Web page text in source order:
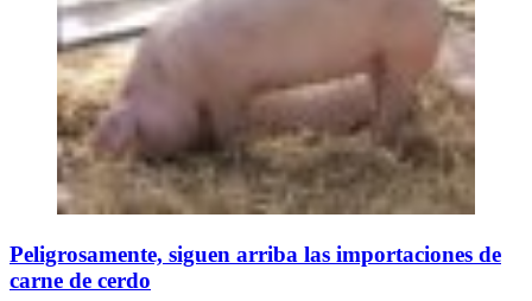
Peligrosamente, siguen arriba las importaciones de
carne de cerdo